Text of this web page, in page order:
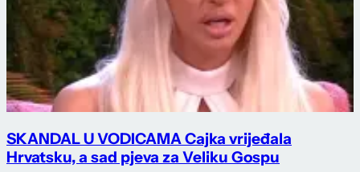
SKANDAL U VODICAMA Cajka vrijeđala
Hrvatsku, a sad pjeva za Veliku Gospu